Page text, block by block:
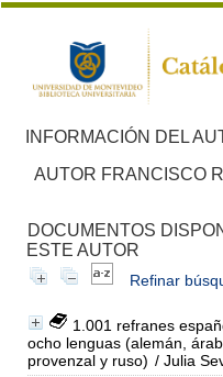
INFORMACIÓN DEL
AUTOR FRANCISCO
DOCUMENTOS
ESTE AUTOR
Refinar
1.001 refranes
ocho lenguas (alemán,
provenzal y ruso) / Julia